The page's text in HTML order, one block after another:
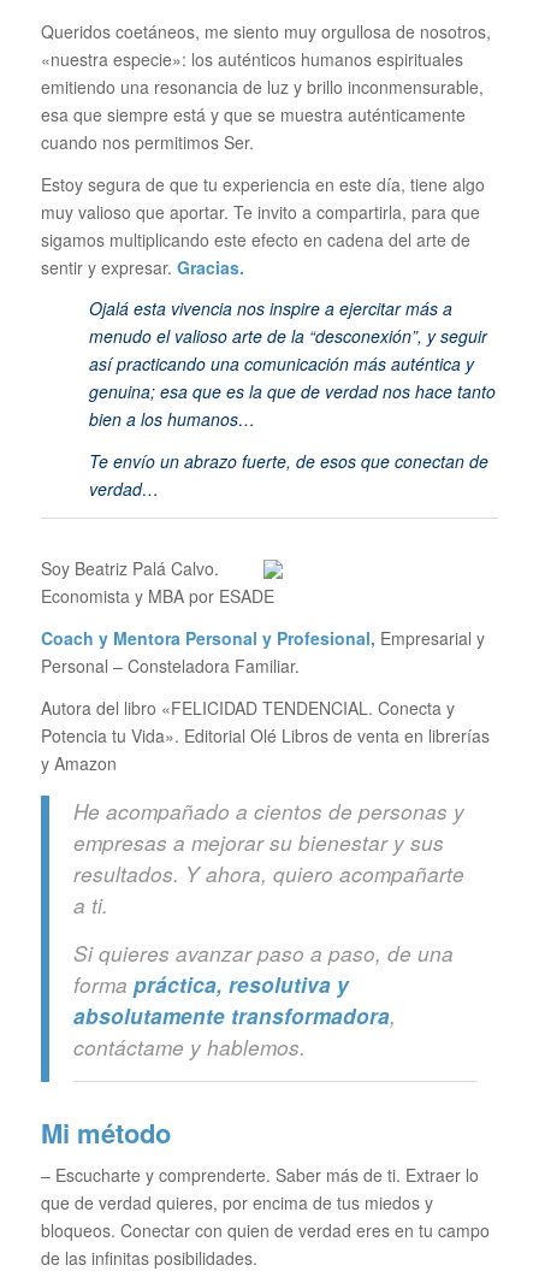
Queridos coetáneos, me siento muy orgullosa de nosotros,
«nuestra especie»: los auténticos humanos espirituales
emitiendo una resonancia de luz y brillo inconmensurable,
esa que siempre está y que se muestra auténticamente
cuando nos permitimos Ser.
Estoy segura de que tu experiencia en este día, tiene algo
muy valioso que aportar. Te invito a compartirla, para que
sigamos multiplicando este efecto en cadena del arte de
sentir y expresar. Gracias.
Ojalá esta vivencia nos inspire a ejercitar más a
menudo el valioso arte de la “desconexión”, y seguir
así practicando una comunicación más auténtica y
genuina; esa que es la que de verdad nos hace tanto
bien a los humanos…
Te envío un abrazo fuerte, de esos que conectan de
verdad…
Soy Beatriz Palá Calvo.
Economista y MBA por ESADE
Coach y Mentora Personal y Profesional, Empresarial y
Personal – Consteladora Familiar.
Autora del libro «FELICIDAD TENDENCIAL. Conecta y
Potencia tu Vida». Editorial Olé Libros de venta en librerías
y Amazon
He acompañado a cientos de personas y
empresas a mejorar su bienestar y sus
resultados. Y ahora, quiero acompañarte
a ti.
Si quieres avanzar paso a paso, de una
forma práctica, resolutiva y
absolutamente transformadora,
contáctame y hablemos.
Mi método
– Escucharte y comprenderte. Saber más de ti. Extraer lo
que de verdad quieres, por encima de tus miedos y
bloqueos. Conectar con quien de verdad eres en tu campo
de las infinitas posibilidades.